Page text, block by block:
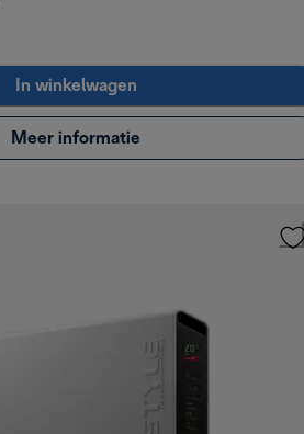
In winkelwagen
Meer informatie